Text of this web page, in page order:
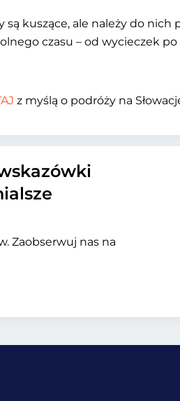
są kuszące, ale należy do
czasu – od wycieczek
z myślą o podróży na
Zaobserwuj nas na